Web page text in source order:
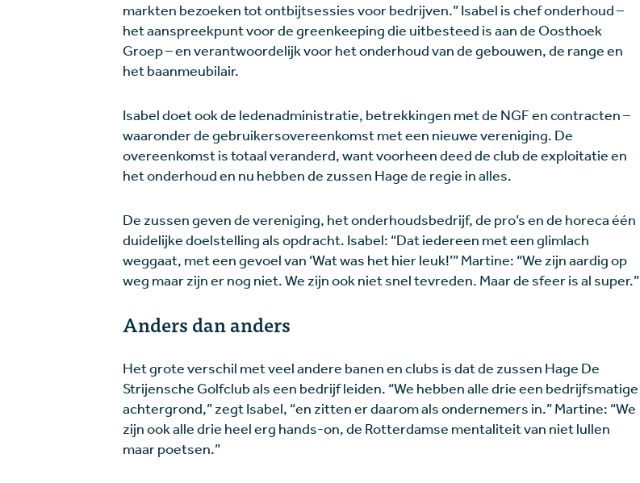
markten bezoeken tot ontbijtsessies voor bedrijven.” Isabel is chef onderhoud –
het aanspreekpunt voor de greenkeeping die uitbesteed is aan de Oosthoek
Groep – en verantwoordelijk voor het onderhoud van de gebouwen, de range en
het baanmeubilair.
Isabel doet ook de ledenadministratie, betrekkingen met de NGF en contracten –
waaronder de gebruikersovereenkomst met een nieuwe vereniging. De
overeenkomst is totaal veranderd, want voorheen deed de club de exploitatie en
het onderhoud en nu hebben de zussen Hage de regie in alles.
De zussen geven de vereniging, het onderhoudsbedrijf, de pro’s en de horeca één
duidelijke doelstelling als opdracht. Isabel: “Dat iedereen met een glimlach
weggaat, met een gevoel van ‘Wat was het hier leuk!’” Martine: “We zijn aardig op
weg maar zijn er nog niet. We zijn ook niet snel tevreden. Maar de sfeer is al super.”
Anders dan anders
Het grote verschil met veel andere banen en clubs is dat de zussen Hage De
Strijensche Golfclub als een bedrijf leiden. “We hebben alle drie een bedrijfsmatige
achtergrond,” zegt Isabel, “en zitten er daarom als ondernemers in.” Martine: “We
zijn ook alle drie heel erg hands-on, de Rotterdamse mentaliteit van niet lullen
maar poetsen.”